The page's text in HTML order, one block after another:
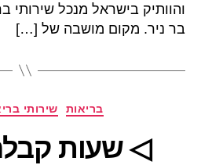
והוותיק בישראל מנכל שירותי
בר ניר. מקום מושבה של […]
בריאות שירותי
◁ שעות